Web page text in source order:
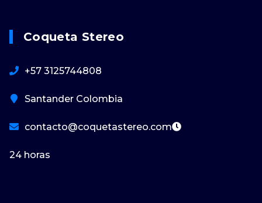
Coqueta Stereo
+57 3125744808
Santander Colombia
contacto@coquetastereo.com
24 horas